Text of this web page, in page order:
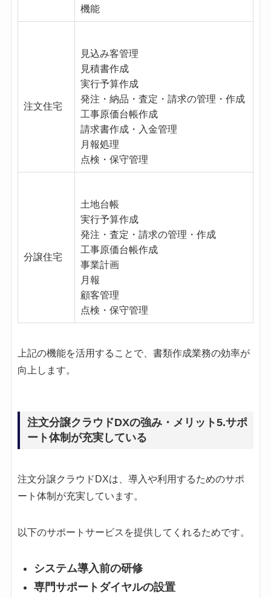
機能
注文住宅
見込み客管理
見積書作成
実行予算作成
発注・納品・査定・請求の管理・作成
工事原価台帳作成
請求書作成・入金管理
月報処理
点検・保守管理
分譲住宅
土地台帳
実行予算作成
発注・査定・請求の管理・作成
工事原価台帳作成
事業計画
月報
顧客管理
点検・保守管理
上記の機能を活用することで、書類作成業務の効率が
向上します。
注文分譲クラウドDXの強み・メリット5.サポ
ート体制が充実している
注文分譲クラウドDXは、導入や利用するためのサポ
ート体制が充実しています。
以下のサポートサービスを提供してくれるためです。
システム導入前の研修
専門サポートダイヤルの設置